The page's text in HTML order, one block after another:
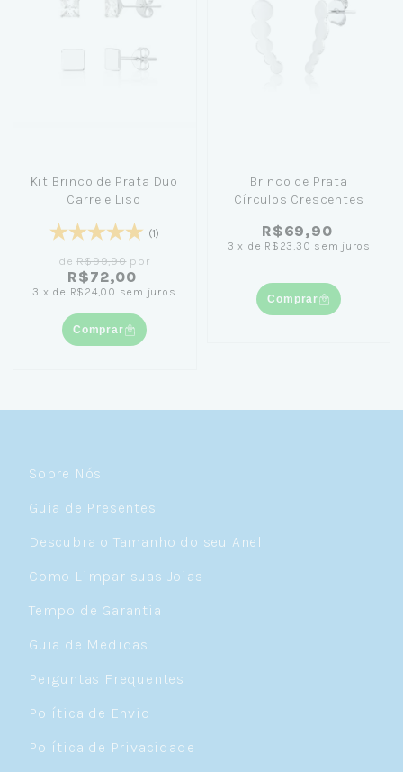
Kit Brinco de Prata Duo
Carre e Liso
(1)
deR$99,90por
R$72,00
3 x de R$24,00 sem juros
Comprar
Brinco de Prata
Círculos Crescentes
R$69,90
3 x de R$23,30 sem juros
Comprar
Sobre Nós
Guia de Presentes
Descubra o Tamanho do seu Anel
Como Limpar suas Joias
Tempo de Garantia
Guia de Medidas
Perguntas Frequentes
Política de Envio
Política de Privacidade